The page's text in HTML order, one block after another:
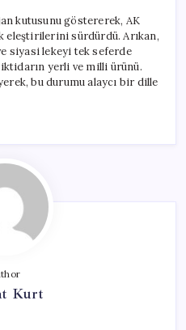
kutusunu göstererek, AK
eleştirilerini sürdürdü. Arıkan,
siyasi lekeyi tek seferde
yerli ve milli ürünü.
bu durumu alaycı bir dille
Kurt